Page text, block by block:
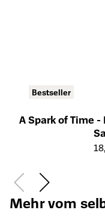
Bestseller
A Spark of Time -
Öffnet die Detailseite
Mehr vom